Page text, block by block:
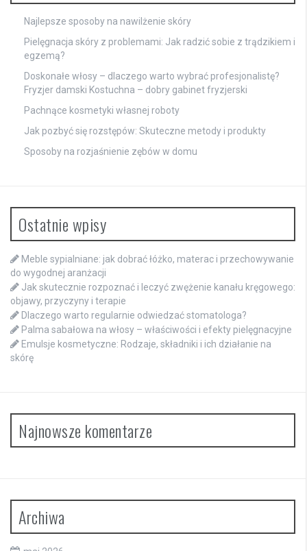
Najlepsze sposoby na nawilżenie skóry
Pielęgnacja skóry z problemami: Jak radzić sobie z trądzikiem i
egzemą?
Doskonałe włosy – dlaczego warto wybrać profesjonalistę?
Fryzjer damski Kostuchna – dobry gabinet fryzjerski
Pachnące kosmetyki własnej roboty
Jak pozbyć się rozstępów: Skuteczne metody i produkty
Sposoby na rozjaśnienie zębów w domu
Ostatnie wpisy
Meble sypialniane: jak dobrać łóżko, materac i przechowywanie
do wygodnej aranżacji
Jak skutecznie rozpoznać i leczyć zwężenie kanału kręgowego:
objawy, przyczyny i terapie
Dlaczego warto regularnie odwiedzać stomatologa?
Palma sabałowa na włosy – właściwości i efekty pielęgnacyjne
Emulsje kosmetyczne: Rodzaje, składniki i ich działanie na
skórę
Najnowsze komentarze
Archiwa